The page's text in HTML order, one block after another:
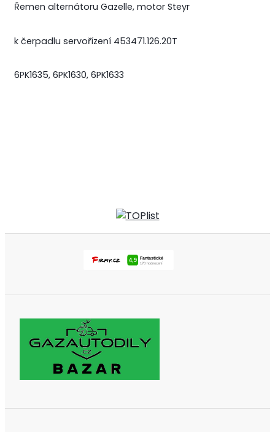
Řemen alternátoru Gazelle, motor Steyr
k čerpadlu servořízení 453471.126.20T
6PK1635, 6PK1630, 6PK1633